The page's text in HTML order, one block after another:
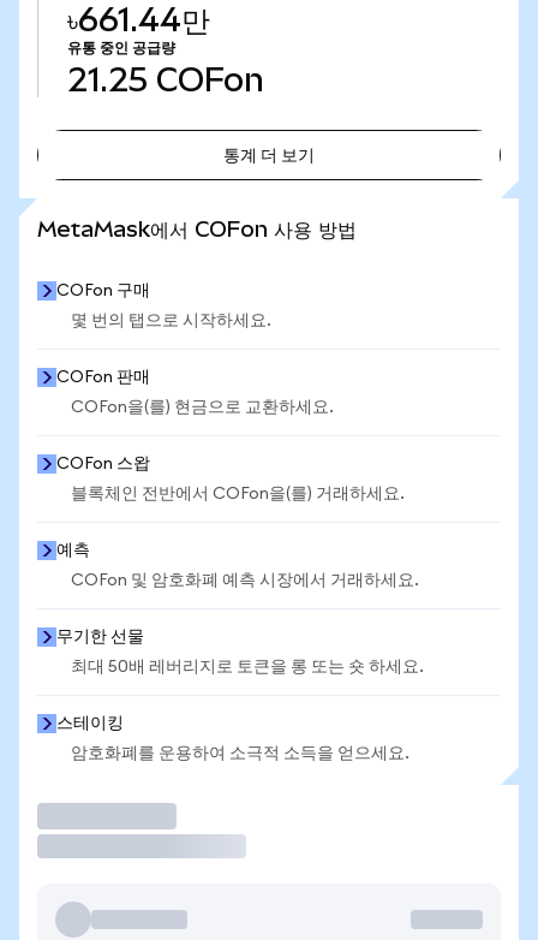
৳661.44만
유통 중인 공급량
21.25 COFon
통계 더 보기
MetaMask에서 COFon 사용 방법
COFon 구매
몇 번의 탭으로 시작하세요.
COFon 판매
COFon을(를) 현금으로 교환하세요.
COFon 스왑
블록체인 전반에서 COFon을(를) 거래하세요.
예측
COFon 및 암호화폐 예측 시장에서 거래하세요.
무기한 선물
최대 50배 레버리지로 토큰을 롱 또는 숏 하세요.
스테이킹
암호화폐를 운용하여 소극적 소득을 얻으세요.